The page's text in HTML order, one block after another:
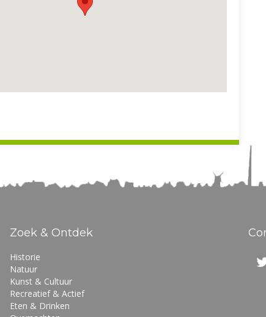
Zoek & Ontdek
Historie
Natuur
Kunst & Cultuur
Recreatief & Actief
Eten & Drinken